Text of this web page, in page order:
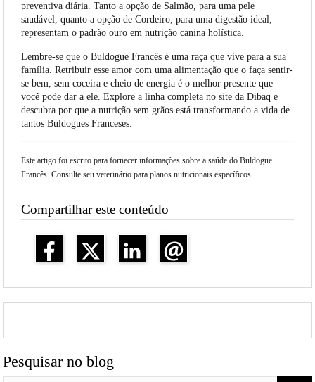
preventiva diária. Tanto a opção de Salmão, para uma pele
saudável, quanto a opção de Cordeiro, para uma digestão ideal,
representam o padrão ouro em nutrição canina holística.
Lembre-se que o Buldogue Francês é uma raça que vive para a sua
família. Retribuir esse amor com uma alimentação que o faça sentir-
se bem, sem coceira e cheio de energia é o melhor presente que
você pode dar a ele. Explore a linha completa no site da Dibaq e
descubra por que a nutrição sem grãos está transformando a vida de
tantos Buldogues Franceses.
Este artigo foi escrito para fornecer informações sobre a saúde do Buldogue
Francês. Consulte seu veterinário para planos nutricionais específicos.
Compartilhar este conteúdo
Pesquisar no blog